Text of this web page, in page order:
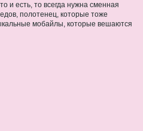
и есть, то всегда нужна сменная
полотенец, которые тоже
мобайлы, которые вешаются